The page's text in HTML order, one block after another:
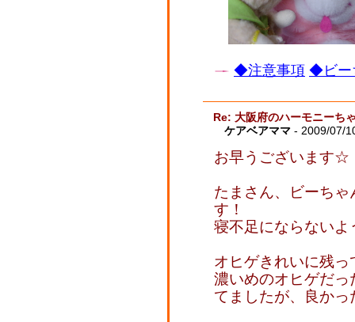
◆注意事項 ◆ビー
Re: 大阪府のハーモニーち
ケアベアママ - 2009/07/
お早うございます☆
たまさん、ビーち
す！
寝不足にならない
オヒゲきれいに残
濃いめのオヒゲだ
てましたが、良かっ